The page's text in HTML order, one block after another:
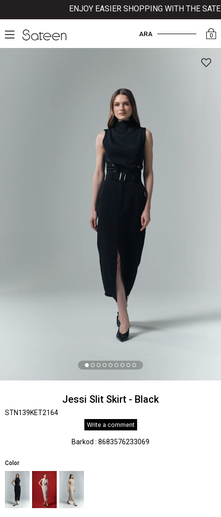
ENJOY EASIER SHOPPING WITH THE
0
ARA
Jessi Slit Skirt - Black
STN139KET2164
Write a comment
Barkod : 8683576233069
Color